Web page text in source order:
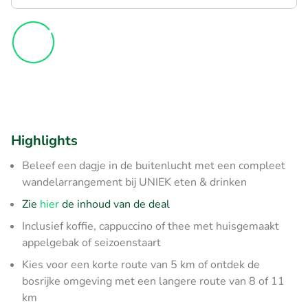
Highlights
Beleef een dagje in de buitenlucht met een compleet
wandelarrangement bij UNIEK eten & drinken
Zie hierde inhoud van de deal
Inclusief koffie, cappuccino of thee met huisgemaakt
appelgebak of seizoenstaart
Kies voor een korte route van 5 km of ontdek de
bosrijke omgeving met een langere route van 8 of 11
km